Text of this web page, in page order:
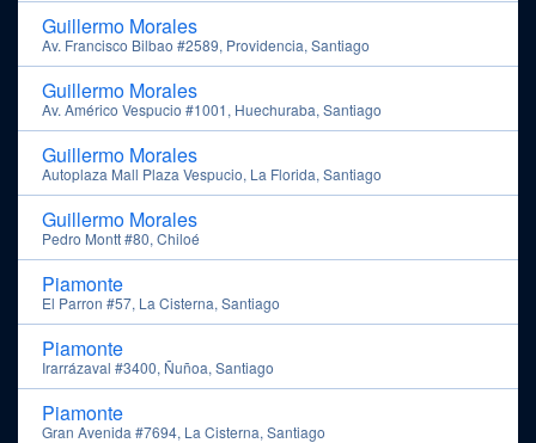
Guillermo Morales
Av. Francisco Bilbao #2589, Providencia, Santiago
Guillermo Morales
Av. Américo Vespucio #1001, Huechuraba, Santiago
Guillermo Morales
Autoplaza Mall Plaza Vespucio, La Florida, Santiago
Guillermo Morales
Pedro Montt #80, Chiloé
Piamonte
El Parron #57, La Cisterna, Santiago
Piamonte
Irarrázaval #3400, Ñuñoa, Santiago
Piamonte
Gran Avenida #7694, La Cisterna, Santiago